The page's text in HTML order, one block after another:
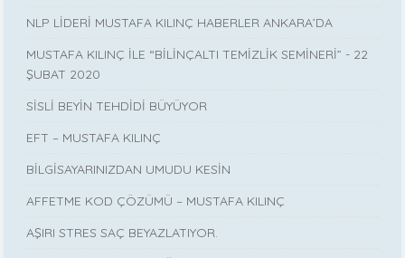
NLP LİDERİ MUSTAFA KILINÇ HABERLER ANKARA’DA
MUSTAFA KILINÇ İLE “BİLİNÇALTI TEMİZLİK SEMİNERİ” - 22
ŞUBAT 2020
SİSLİ BEYİN TEHDİDİ BÜYÜYOR
EFT – MUSTAFA KILINÇ
BİLGİSAYARINIZDAN UMUDU KESİN
AFFETME KOD ÇÖZÜMÜ – MUSTAFA KILINÇ
AŞIRI STRES SAÇ BEYAZLATIYOR.